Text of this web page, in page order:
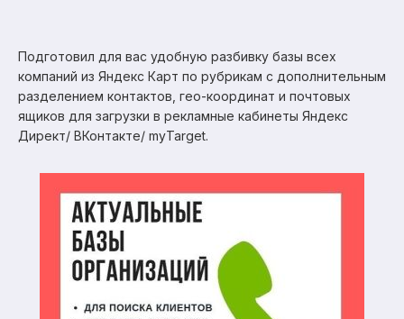
Подготовил для вас удобную разбивку базы всех
компаний из Яндекс Карт по рубрикам с дополнительным
разделением контактов, гео-координат и почтовых
ящиков для загрузки в рекламные кабинеты Яндекс
Директ/ ВКонтакте/ myTarget.